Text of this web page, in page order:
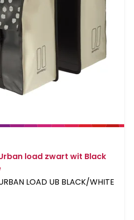
load zwart wit Black
LOAD UB BLACK/WHITE